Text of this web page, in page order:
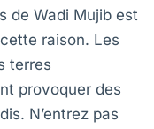
de Wadi Mujib est
raison. Les
terres
provoquer des
N’entrez pas